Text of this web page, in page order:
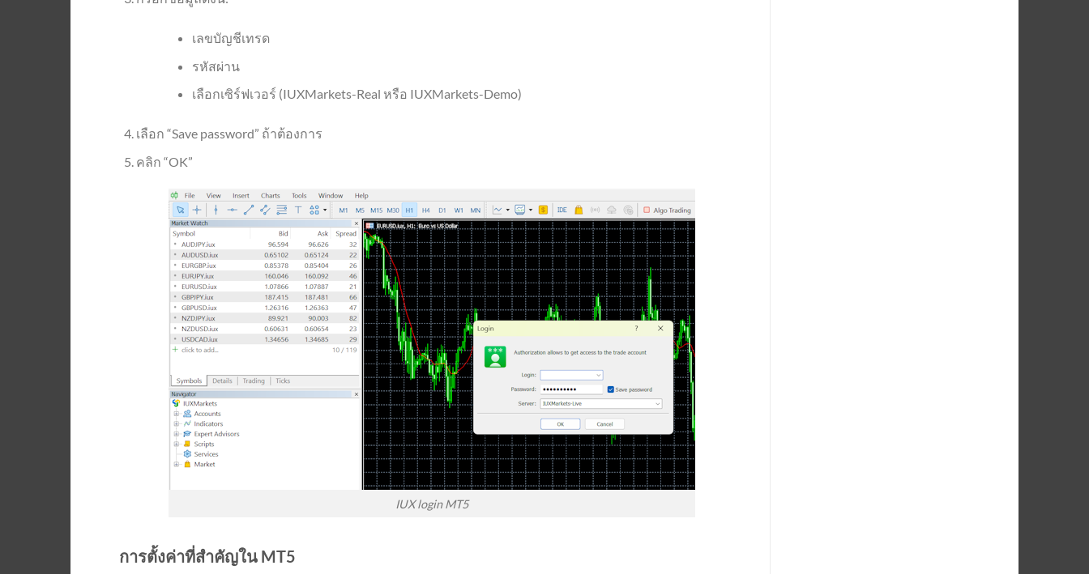
เลขบัญชีเทรด
รหัสผ่าน
เลือกเซิร์ฟเวอร์ (IUXMarkets-Real หรือ IUXMarkets-Demo)
เลือก “Save password” ถ้าต้องการ
คลิก “OK”
IUX login MT5
การตั้งค่าที่สำคัญใน MT5